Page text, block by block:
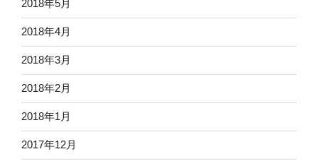
2018年5月
2018年4月
2018年3月
2018年2月
2018年1月
2017年12月